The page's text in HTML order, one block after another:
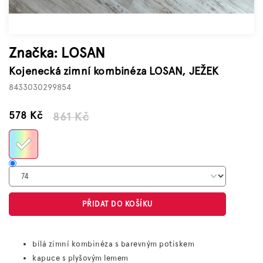
Značka: LOSAN
Kojenecká zimní kombinéza LOSAN, JEŽEK
8433030299854
861 Kč
578 KčMěrná
PŘIDAT DO KOŠÍKU
bílá zimní kombinéza s barevným potiskem
kapuce s plyšovým lemem